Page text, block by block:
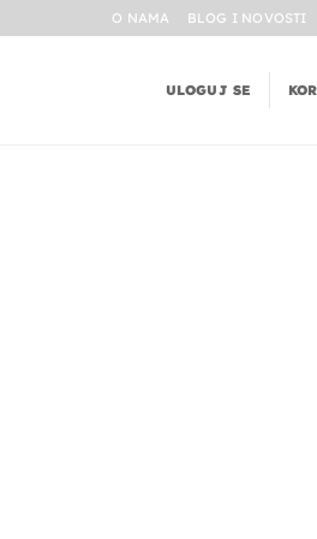
O NAMA BLOG I NOVOSTI
ULOGUJ SE